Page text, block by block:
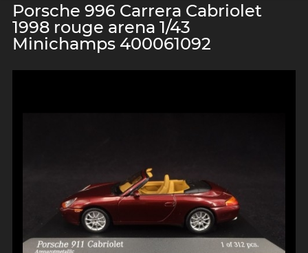
Porsche 996 Carrera Cabriolet
1998 rouge arena 1/43
Minichamps 400061092